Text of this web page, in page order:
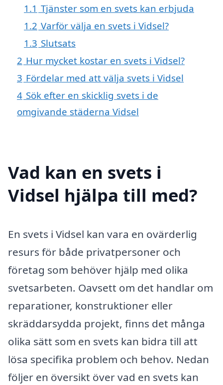
1.1 Tjänster som en svets kan erbjuda
1.2 Varför välja en svets i Vidsel?
1.3 Slutsats
2 Hur mycket kostar en svets i Vidsel?
3 Fördelar med att välja svets i Vidsel
4 Sök efter en skicklig svets i de
omgivande städerna Vidsel
Vad kan en svets i
Vidsel hjälpa till med?
En svets i Vidsel kan vara en ovärderlig
resurs för både privatpersoner och
företag som behöver hjälp med olika
svetsarbeten. Oavsett om det handlar om
reparationer, konstruktioner eller
skräddarsydda projekt, finns det många
olika sätt som en svets kan bidra till att
lösa specifika problem och behov. Nedan
följer en översikt över vad en svets kan